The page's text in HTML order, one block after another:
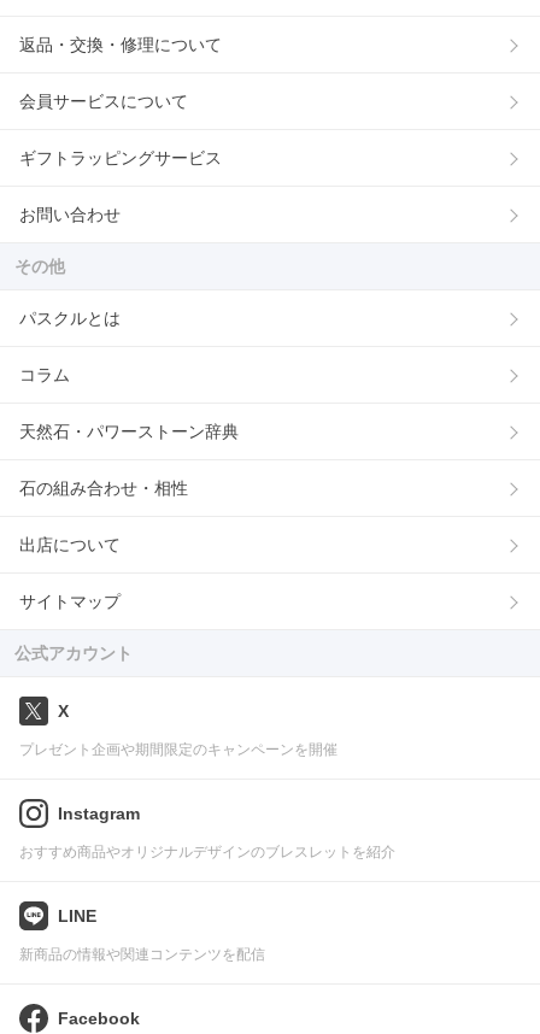
返品・交換・修理について
会員サービスについて
ギフトラッピングサービス
お問い合わせ
その他
パスクルとは
コラム
天然石・パワーストーン辞典
石の組み合わせ・相性
出店について
サイトマップ
公式アカウント
X
プレゼント企画や期間限定のキャンペーンを開催
Instagram
おすすめ商品やオリジナルデザインのブレスレットを紹介
LINE
新商品の情報や関連コンテンツを配信
Facebook